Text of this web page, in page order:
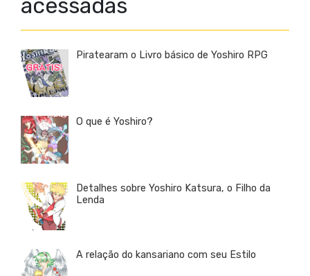
acessadas
Piratearam o Livro básico de Yoshiro RPG
O que é Yoshiro?
Detalhes sobre Yoshiro Katsura, o Filho da
Lenda
A relação do kansariano com seu Estilo